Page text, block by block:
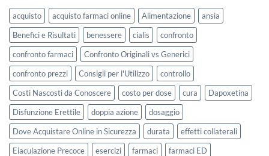
acquisto acquisto farmaci online Alimentazione
ansia
Benefici e Risultati
benessere cialis
confronto
confronto farmaci
Confronto Originali vs Generici
confronto prezzi
Consigli per l'Utilizzo
controllo
Costi Nascosti da Conoscere
costo per dose cura
Dapoxetina
Disfunzione Erettile
doppia azione
dosaggio
Dove Acquistare Online in Sicurezza
durata
effetti collaterali
Eiaculazione Precoce
esercizi farmaci
farmaci ED